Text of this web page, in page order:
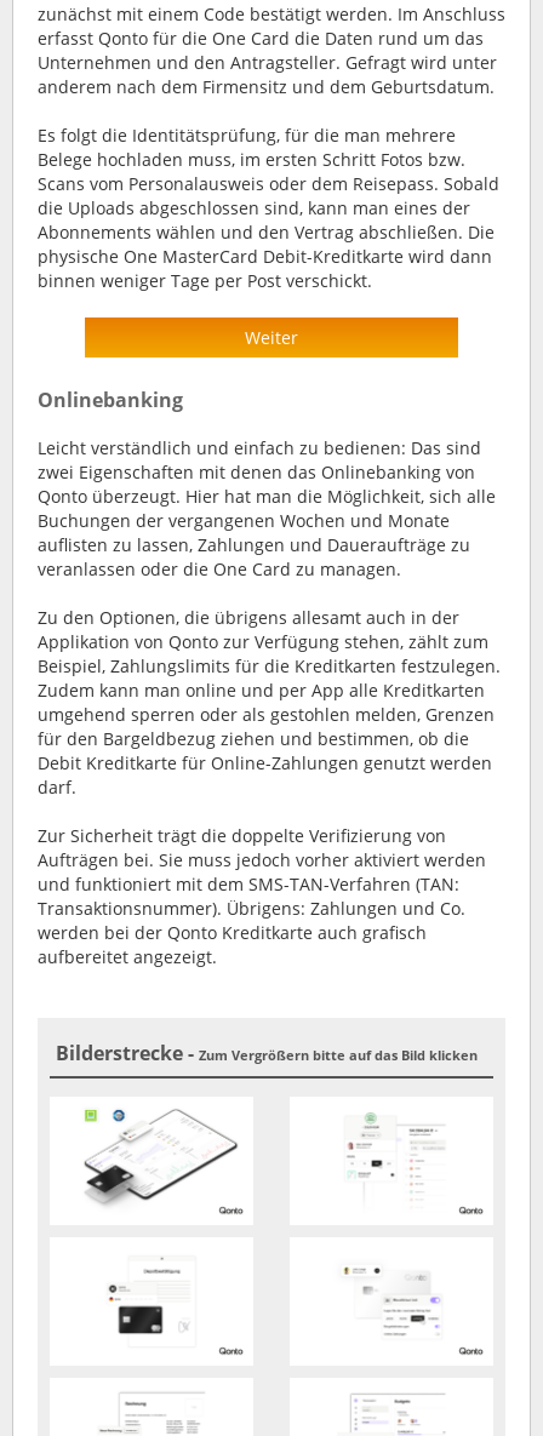
zunächst mit einem Code bestätigt werden. Im Anschluss
erfasst Qonto für die One Card die Daten rund um das
Unternehmen und den Antragsteller. Gefragt wird unter
anderem nach dem Firmensitz und dem Geburtsdatum.
Es folgt die Identitätsprüfung, für die man mehrere
Belege hochladen muss, im ersten Schritt Fotos bzw.
Scans vom Personalausweis oder dem Reisepass. Sobald
die Uploads abgeschlossen sind, kann man eines der
Abonnements wählen und den Vertrag abschließen. Die
physische One MasterCard Debit-Kreditkarte wird dann
binnen weniger Tage per Post verschickt.
Weiter
Onlinebanking
Leicht verständlich und einfach zu bedienen: Das sind
zwei Eigenschaften mit denen das Onlinebanking von
Qonto überzeugt. Hier hat man die Möglichkeit, sich alle
Buchungen der vergangenen Wochen und Monate
auflisten zu lassen, Zahlungen und Daueraufträge zu
veranlassen oder die One Card zu managen.
Zu den Optionen, die übrigens allesamt auch in der
Applikation von Qonto zur Verfügung stehen, zählt zum
Beispiel, Zahlungslimits für die Kreditkarten festzulegen.
Zudem kann man online und per App alle Kreditkarten
umgehend sperren oder als gestohlen melden, Grenzen
für den Bargeldbezug ziehen und bestimmen, ob die
Debit Kreditkarte für Online-Zahlungen genutzt werden
darf.
Zur Sicherheit trägt die doppelte Verifizierung von
Aufträgen bei. Sie muss jedoch vorher aktiviert werden
und funktioniert mit dem SMS-TAN-Verfahren (TAN:
Transaktionsnummer). Übrigens: Zahlungen und Co.
werden bei der Qonto Kreditkarte auch grafisch
aufbereitet angezeigt.
Bilderstrecke - Zum Vergrößern bitte auf das Bild klicken